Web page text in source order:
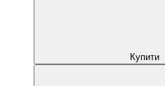
Купити